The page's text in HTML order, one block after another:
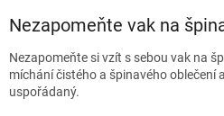
Nezapomeňte vak na
Nezapomeňte si vzít s sebou vak na
míchání čistého a špinavého oblečení
uspořádaný.